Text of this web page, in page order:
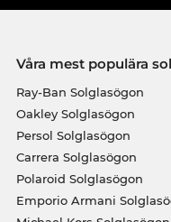
Våra mest populära
Ray-Ban Solglasögon
Oakley Solglasögon
Persol Solglasögon
Carrera Solglasögon
Polaroid Solglasögon
Emporio Armani